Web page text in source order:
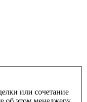
или сочетание